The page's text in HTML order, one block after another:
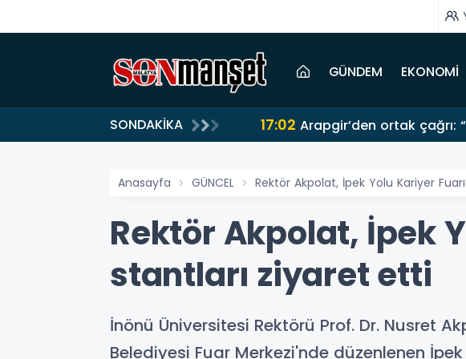
GÜNDEM EKONOMİ
SONDAKİKA 17:02 Arapgir’den ortak çağrı:
Anasayfa GÜNCEL Rektör Akpolat, İpek Yolu Kariyer
Rektör Akpolat, İpek
stantları ziyaret etti
İnönü Üniversitesi Rektörü Prof. Dr. Nusret
Belediyesi Fuar Merkezi'nde düzenlenen